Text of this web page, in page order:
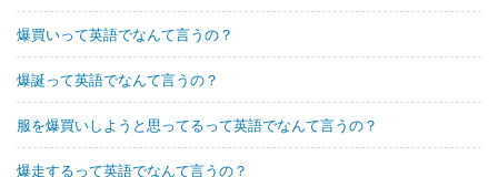
爆買いって英語でなんて言うの？
爆誕って英語でなんて言うの？
服を爆買いしようと思ってるって英語でなんて言うの？
爆走するって英語でなんて言うの？